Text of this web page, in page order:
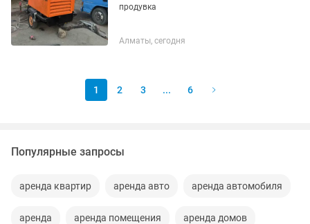
продувка
Алматы, сегодня
1 2 3 ... 6
Популярные запросы
аренда квартир аренда авто аренда автомобиля
аренда аренда помещения аренда домов